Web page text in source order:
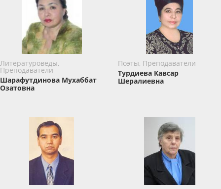
Литературоведы,
Преподаватели
Шарафутдинова Мухаббат
Озатовна
Поэты, Преподаватели
Турдиева Кавсар
Шералиевна